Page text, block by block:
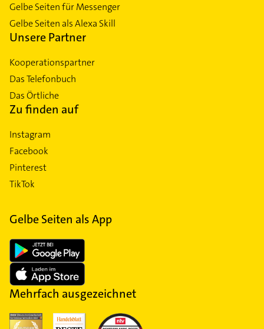
Gelbe Seiten für Messenger
Gelbe Seiten als Alexa Skill
Unsere Partner
Kooperationspartner
Das Telefonbuch
Das Örtliche
Zu finden auf
Instagram
Facebook
Pinterest
TikTok
Gelbe Seiten als App
Mehrfach ausgezeichnet